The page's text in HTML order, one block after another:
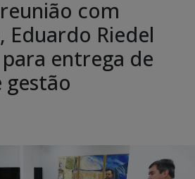
com
Riedel
entrega de